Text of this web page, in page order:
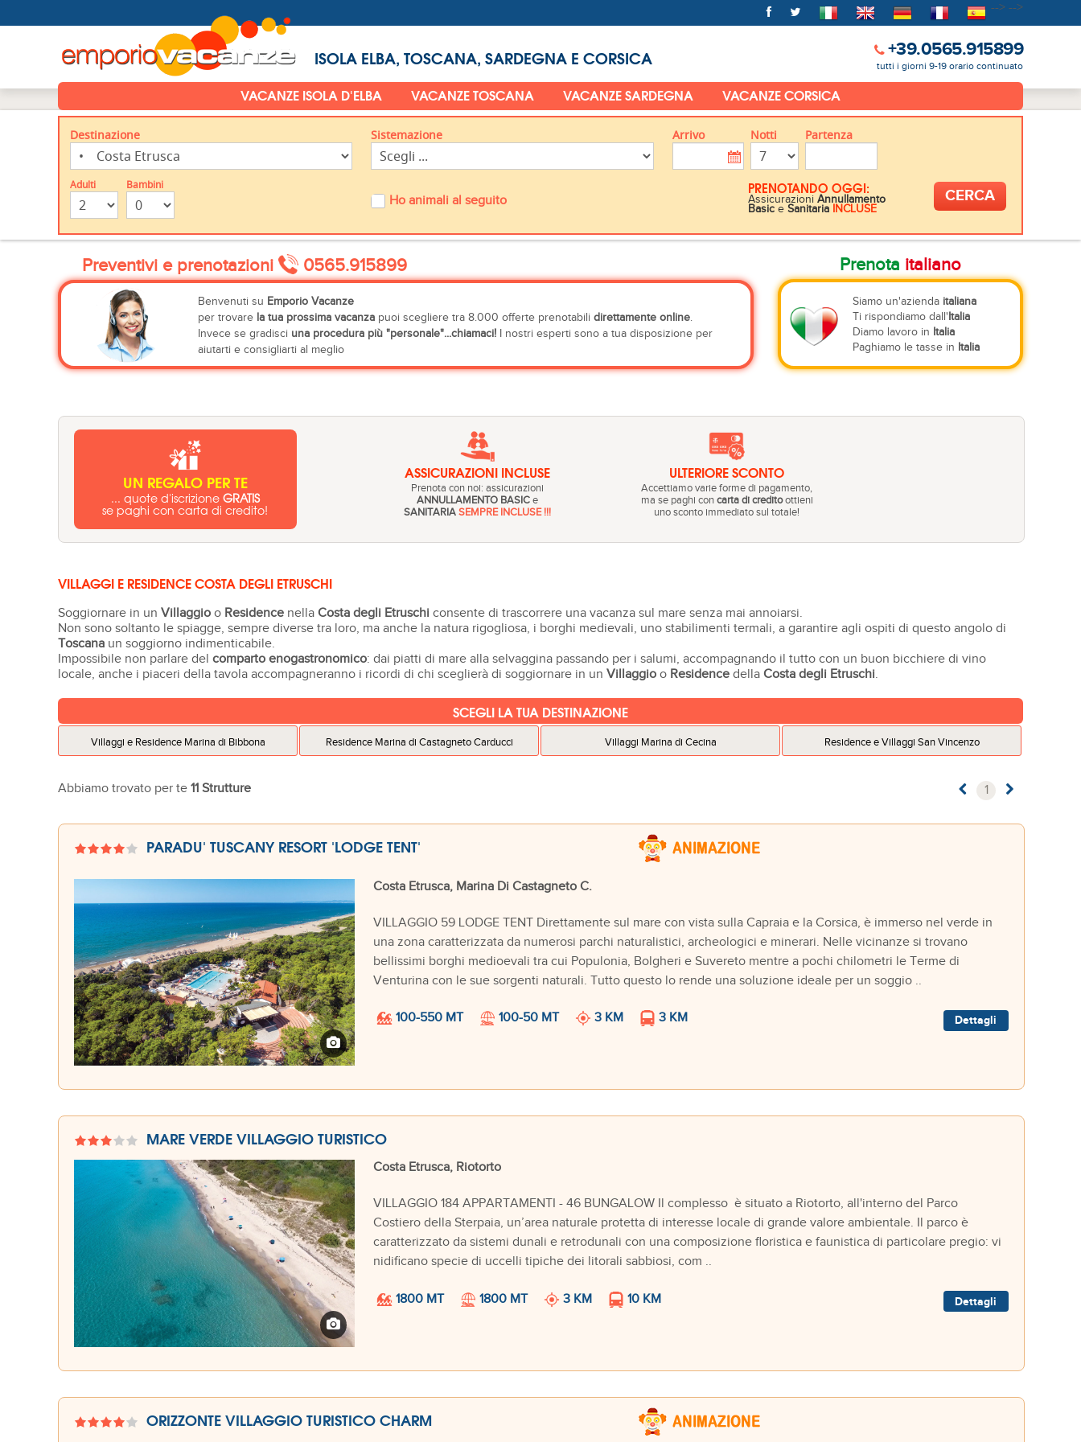
--> -->
ISOLA ELBA, TOSCANA, SARDEGNA E CORSICA +39.0565.915899
tutti i giorni 9-19 orario continuato
VACANZE ISOLA D'ELBA VACANZE TOSCANA VACANZE SARDEGNA VACANZE CORSICA
Destinazione Sistemazione Arrivo Notti Partenza
Adulti Bambini
Ho animali al seguito
PRENOTANDO OGGI:
AssicurazioniAnnullamento
Basic eSanitaria INCLUSE
Preventivi e prenotazioni 0565.915899
Benvenuti su Emporio Vacanze
per trovare la tua prossima vacanza puoi scegliere tra 8.000 offerte prenotabilidirettamente online.
Invece se gradisci una procedura più "personale"...chiamaci! I nostri esperti sono a tua disposizione per
aiutarti e consigliarti al meglio
Prenota italiano
Siamo un'azienda italiana
Ti rispondiamo dall'Italia
Diamo lavoro in Italia
Paghiamo le tasse in Italia
UN REGALO PER TE
... quote d'iscrizioneGRATIS
se paghi con carta di credito!
ASSICURAZIONI INCLUSE
Prenota con noi: assicurazioni
ANNULLAMENTO BASICe
SANITARIASEMPRE INCLUSE !!!
ULTERIORE SCONTO
Accettiamo varie forme di pagamento,
ma se paghi con carta di creditoottieni
uno sconto immediato sul totale!
VILLAGGI E RESIDENCE COSTA DEGLI ETRUSCHI
Soggiornare in un Villaggio o Residence nella Costa degli Etruschi consente di trascorrere una vacanza sul mare senza mai annoiarsi.
Non sono soltanto le spiagge, sempre diverse tra loro, ma anche la natura rigogliosa, i borghi medievali, uno stabilimenti termali, a garantire agli ospiti di questo angolo di
Toscana un soggiorno indimenticabile.
Impossibile non parlare del comparto enogastronomico: dai piatti di mare alla selvaggina passando per i salumi, accompagnando il tutto con un buon bicchiere di vino
locale, anche i piaceri della tavola accompagneranno i ricordi di chi sceglierà di soggiornare in un Villaggio o Residence della Costa degli Etruschi.
SCEGLI LA TUA DESTINAZIONE
Villaggi e Residence Marina di Bibbona Residence Marina di Castagneto Carducci Villaggi Marina di Cecina Residence e Villaggi San Vincenzo
Abbiamo trovato per te 11 Strutture 1
PARADU' TUSCANY RESORT 'LODGE TENT'
Costa Etrusca, Marina Di Castagneto C.
VILLAGGIO 59 LODGE TENT Direttamente sul mare con vista sulla Capraia e la Corsica, è immerso nel verde in
una zona caratterizzata da numerosi parchi naturalistici, archeologici e minerari. Nelle vicinanze si trovano
bellissimi borghi medioevali tra cui Populonia, Bolgheri e Suvereto mentre a pochi chilometri le Terme di
Venturina con le sue sorgenti naturali. Tutto questo lo rende una soluzione ideale per un soggio ..
100-550 MT 100-50 MT 3 KM 3 KM Dettagli
MARE VERDE VILLAGGIO TURISTICO
Costa Etrusca, Riotorto
VILLAGGIO 184 APPARTAMENTI - 46 BUNGALOW Il complesso è situato a Riotorto, all'interno del Parco
Costiero della Sterpaia, un’area naturale protetta di interesse locale di grande valore ambientale. Il parco è
caratterizzato da sistemi dunali e retrodunali con una composizione floristica e faunistica di particolare pregio: vi
nidificano specie di uccelli tipiche dei litorali sabbiosi, com ..
1800 MT 1800 MT 3 KM 10 KM Dettagli
ORIZZONTE VILLAGGIO TURISTICO CHARM